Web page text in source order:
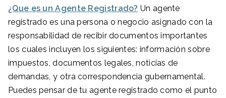
¿Que es un Agente Registrado? Un agente
registrado es una persona o negocio asignado con la
responsabilidad de recibir documentos importantes
los cuales incluyen los siguientes: información sobre
impuestos, documentos legales, noticias de
demandas, y otra correspondencia gubernamental.
Puedes pensar de tu agente registrado como el punto